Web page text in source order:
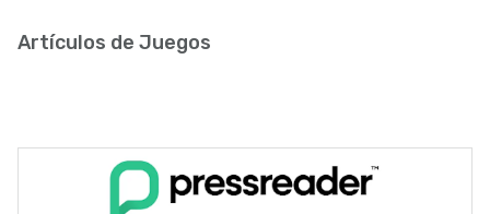
de
la
Artículos de Juegos